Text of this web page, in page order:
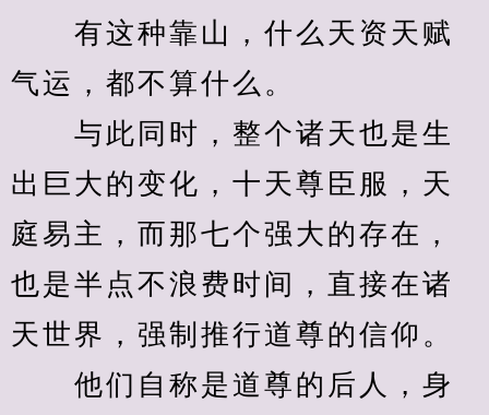
有这种靠山，什么天资天赋
气运，都不算什么。
与此同时，整个诸天也是生
出巨大的变化，十天尊臣服，天
庭易主，而那七个强大的存在，
也是半点不浪费时间，直接在诸
天世界，强制推行道尊的信仰。
他们自称是道尊的后人，身